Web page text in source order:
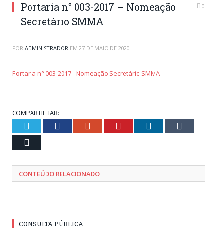
Portaria n° 003-2017 – Nomeação
Secretário SMMA
0
POR ADMINISTRADOR EM 27 DE MAIO DE 2020
Portaria n° 003-2017 - Nomeação Secretário SMMA
COMPARTILHAR:
Twitter Facebook Google+ Pinterest LinkedIn
CONTEÚDO RELACIONADO
CONSULTA PÚBLICA